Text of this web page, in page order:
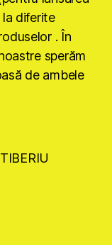
la diferite
. În
sperăm
de ambele